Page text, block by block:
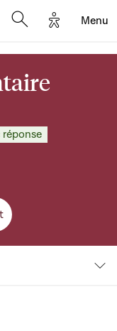
Options
Menu
réponse